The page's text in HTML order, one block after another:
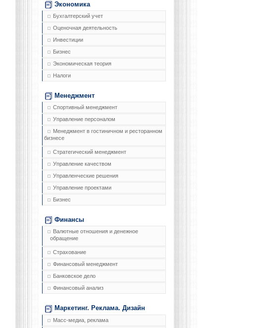
Экономика
Бухгалтерский учет
Оценочная деятельность
Инвестиции
Бизнес
Экономическая теория
Налоги
Менеджмент
Спортивный менеджмент
Управление персоналом
Менеджмент в гостиничном и ресторанном
бизнесе
Стратегический менеджмент
Управление качеством
Управленческие решения
Управление проектами
Бизнес
Финансы
Валютные отношения и денежное
обращение
Страхование
Финансовый менеджмент
Банковское дело
Финансовый анализ
Маркетинг. Реклама. Дизайн
Масс-медиа, реклама